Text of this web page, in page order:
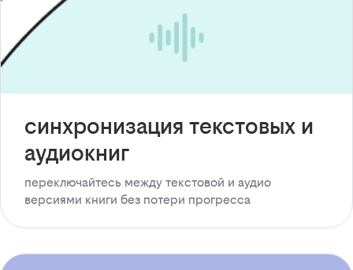
синхронизация текстовых и
аудиокниг
переключайтесь между текстовой и аудио
версиями книги без потери прогресса